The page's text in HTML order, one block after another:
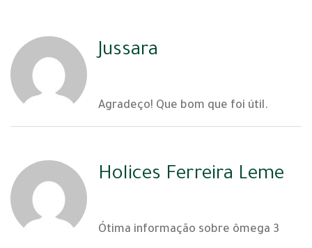
Jussara
Agradeço! Que bom que foi útil.
Holices Ferreira Leme
Ótima informação sobre ômega 3